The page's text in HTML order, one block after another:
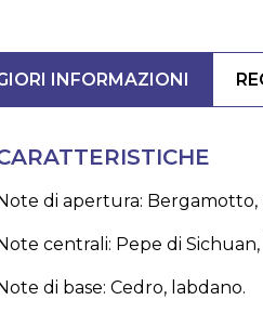
INFORMAZIONI
di apertura: Bergamotto,
centrali: Pepe di
di base: Cedro, labdano.